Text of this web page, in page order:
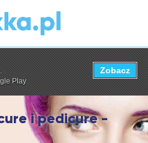
i pedicure -
Play
Zobacz